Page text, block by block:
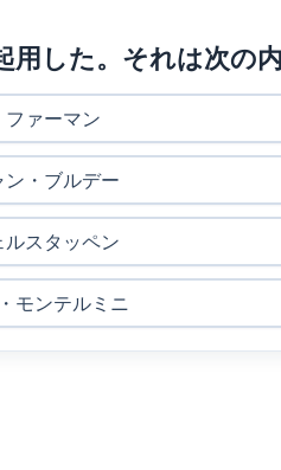
用した。それは次の
ファーマン
ン・ブルデー
ルスタッペン
モンテルミニ